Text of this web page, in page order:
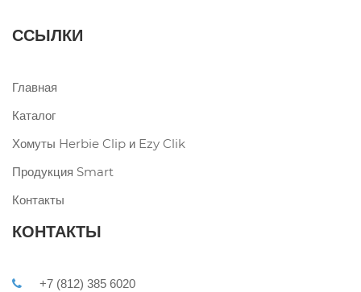
ССЫЛКИ
Главная
Каталог
Хомуты Herbie Clip и Ezy Clik
Продукция Smart
Контакты
КОНТАКТЫ
+7 (812) 385 6020